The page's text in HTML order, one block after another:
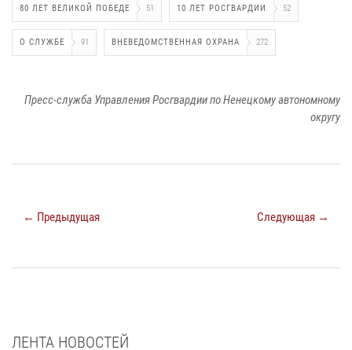
80 ЛЕТ ВЕЛИКОЙ ПОБЕДЕ 51 10 ЛЕТ РОСГВАРДИИ 52
О СЛУЖБЕ 91 ВНЕВЕДОМСТВЕННАЯ ОХРАНА 272
Пресс-служба Управления Росгвардии по Ненецкому автономному
округу
← Предыдущая Следующая →
ЛЕНТА НОВОСТЕЙ